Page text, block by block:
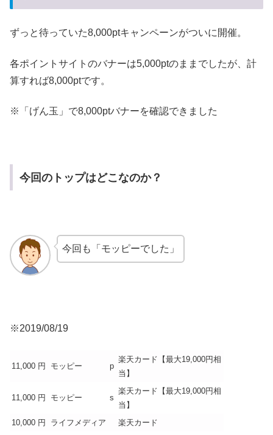
ずっと待っていた8,000ptキャンペーンがついに開催。
各ポイントサイトのバナーは5,000ptのままでしたが、計
算すれば8,000ptです。
※「げん玉」で8,000ptバナーを確認できました
今回のトップはどこなのか？
今回も「モッピーでした」
※2019/08/19
11,000 円 モッピー p
楽天カード【最大19,000円相
当】
11,000 円 モッピー s
楽天カード【最大19,000円相
当】
10,000 円
ライフメディア 楽天カード